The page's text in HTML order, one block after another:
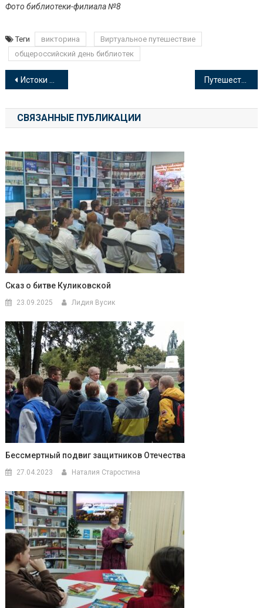
Фото библиотеки-филиала №8
Теги викторина
Виртуальное путешествие
общероссийский день библиотек
Навигация
по
записям
Истоки русской письменности Путешествие в мир мультипликации
СВЯЗАННЫЕ ПУБЛИКАЦИИ
Сказ о битве Куликовской
23.09.2025 Лидия Вусик
Бессмертный подвиг защитников Отечества
27.04.2023 Наталия Старостина